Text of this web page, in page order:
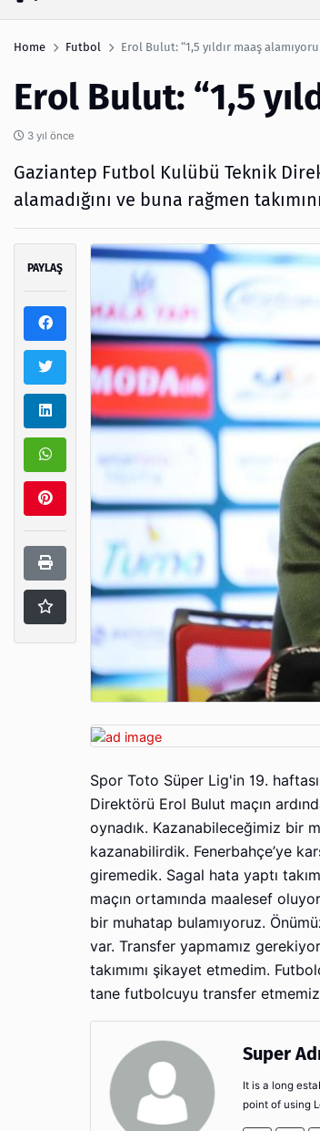
Home Futbol Erol Bulut: “1,5 yıldır maaş
Erol Bulut: “1,5
3 yıl önce
Gaziantep Futbol Kulübü Teknik
alamadığını ve buna rağmen
PAYLAŞ
Spor Toto Süper Lig'in 19.
Direktörü Erol Bulut maçın
oynadık. Kazanabileceğimiz bir
kazanabilirdik. Fenerbahçe’ye
giremedik. Sagal hata yaptı
maçın ortamında maalesef
bir muhatap bulamıyoruz.
var. Transfer yapmamız
takımımı şikayet etmedim.
tane futbolcuyu transfer
Super
It is a long
point of using